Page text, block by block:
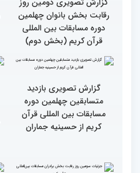
گزارش تصویری سومین روز
رقابت بخش برادران
چهلمین دوره مسابقات
بین‌المللی قرآن کریم(بخش
دوم)